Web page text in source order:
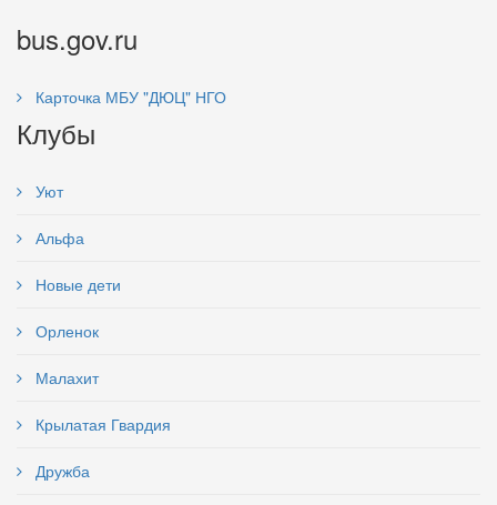
bus.gov.ru
Карточка МБУ "ДЮЦ" НГО
Клубы
Уют
Альфа
Новые дети
Орленок
Малахит
Крылатая Гвардия
Дружба